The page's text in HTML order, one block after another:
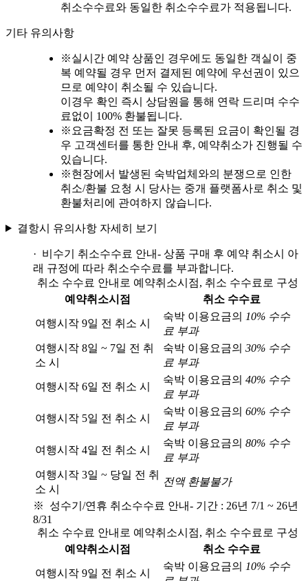
취소수수료와 동일한 취소수수료가 적용됩니다.
기타 유의사항
※실시간 예약 상품인 경우에도 동일한 객실이 중
복 예약될 경우 먼저 결제된 예약에 우선권이 있으
므로 예약이 취소될 수 있습니다.
이경우 확인 즉시 상담원을 통해 연락 드리며 수수
료없이 100% 환불됩니다.
※ 요금확정 전 또는 잘못 등록된 요금이 확인될 경
우 고객센터를 통한 안내 후, 예약취소가 진행될 수
있습니다.
※현장에서 발생된 숙박업체와의 분쟁으로 인한
취소/환불 요청 시 당사는 중개 플랫폼사로 취소 및
환불처리에 관여하지 않습니다.
결항시 유의사항 자세히 보기
· 비수기 취소수수료 안내- 상품 구매 후 예약 취소시 아
래 규정에 따라 취소수수료를 부과합니다.
취소 수수료 안내로 예약취소시점, 취소 수수료로 구성
예약취소시점
취소 수수료
여행시작 9일 전 취소 시
숙박 이용요금의 10% 수수
료 부과
여행시작 8일 ~ 7일 전 취
소 시
숙박 이용요금의 30% 수수
료 부과
여행시작 6일 전 취소 시
숙박 이용요금의 40% 수수
료 부과
여행시작 5일 전 취소 시
숙박 이용요금의 60% 수수
료 부과
여행시작 4일 전 취소 시
숙박 이용요금의 80% 수수
료 부과
여행시작 3일 ~ 당일 전 취
소 시
전액 환불불가
※ 성수기/연휴 취소수수료 안내- 기간 : 26년 7/1 ~ 26년
8/31
취소 수수료 안내로 예약취소시점, 취소 수수료로 구성
예약취소시점
취소 수수료
여행시작 9일 전 취소 시
숙박 이용요금의 10% 수수